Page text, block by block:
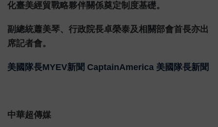
化臺美經貿戰略夥伴關係奠定制度基礎。
副總統蕭美琴、行政院長卓榮泰及相關部會首長亦出
席記者會。
美國隊長MYEV新聞 CaptainAmerica 美國隊長新聞
中華超傳媒